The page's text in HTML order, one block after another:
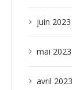
juin 2023
mai 2023
avril 2023